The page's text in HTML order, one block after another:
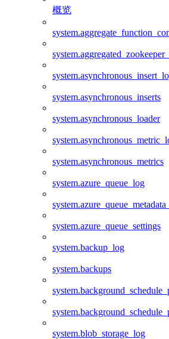
概览
system.asynchronous_inserts
system.asynchronous_loader
system.asynchronous_metrics
system.azure_queue_log
system.azure_queue_settings
system.backup_log
system.backups
system.blob_storage_log